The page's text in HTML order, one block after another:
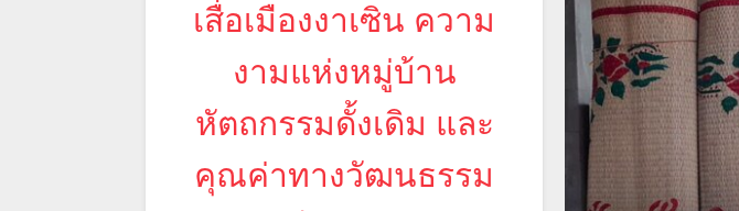
Kiến trúc
Câu hỏi thường gặp
เสื่อเมืองงาเซิน ความ
งามแห่งหมู่บ้าน
หัตถกรรมดั้งเดิม และ
คุณค่าทางวัฒนธรรม